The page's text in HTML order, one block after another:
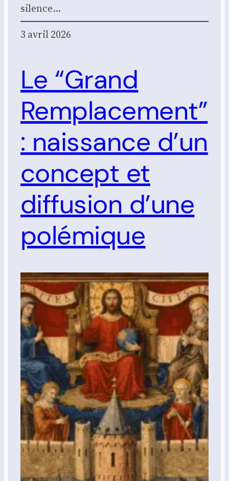
silence…
3 avril 2026
Le “Grand
Remplacement”
: naissance d’un
concept et
diffusion d’une
polémique